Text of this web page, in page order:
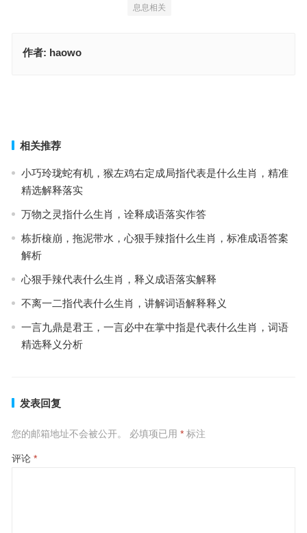
息息相关
作者: haowo
相关推荐
小巧玲珑蛇有机，猴左鸡右定成局指代表是什么生肖，精准
精选解释落实
万物之灵指什么生肖，诠释成语落实作答
栋折榱崩，拖泥带水，心狠手辣指什么生肖，标准成语答案
解析
心狠手辣代表什么生肖，释义成语落实解释
不离一二指代表什么生肖，讲解词语解释释义
一言九鼎是君王，一言必中在掌中指是代表什么生肖，词语
精选释义分析
发表回复
您的邮箱地址不会被公开。 必填项已用 *标注
评论 *